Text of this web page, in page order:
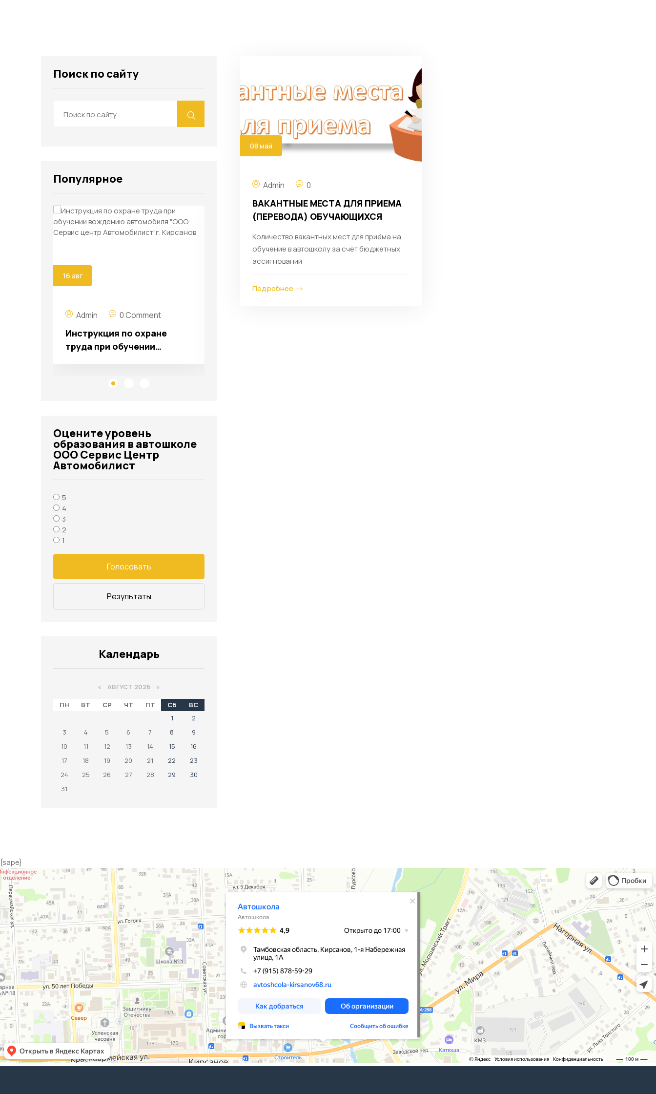
Поиск по сайту
Популярное
16 авг
Admin 0 Comment
Инструкция по охране
труда при обучении
Автомобилист"г. Кирсанов
Оцените уровень
образования в автошколе
ООО Сервис Центр
Автомобилист
5
4
3
2
1
Голосовать
Результаты
Календарь
« АВГУСТ 2026 »
ПН ВТ СР ЧТ ПТ СБ
ВС
1
2
3
4 5 6 7 8
9
10
11 12 13 14 15
16
17
18 19 20 21 22
23
24
25 26 27 28 29
30
31
08 май
Admin 0
ВАКАНТНЫЕ МЕСТА ДЛЯ ПРИЕМА
(ПЕРЕВОДА) ОБУЧАЮЩИХСЯ
Количество вакантных мест для приёма на
обучение в автошколу за счёт бюджетных
ассигнований
Подробнее
{sape}